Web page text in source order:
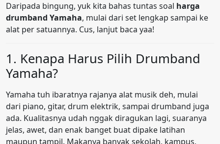
Daripada bingung, yuk kita bahas tuntas soal harga
drumband Yamaha, mulai dari set lengkap sampai ke
alat per satuannya. Cus, lanjut baca yaa!
1. Kenapa Harus Pilih Drumband
Yamaha?
Yamaha tuh ibaratnya rajanya alat musik deh, mulai
dari piano, gitar, drum elektrik, sampai drumband juga
ada. Kualitasnya udah nggak diragukan lagi, suaranya
jelas, awet, dan enak banget buat dipake latihan
maupun tampil. Makanya banyak sekolah, kampus,